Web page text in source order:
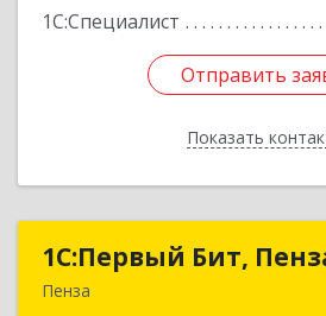
1С:Специалист
Отправить
Показать
Отправить
Назад
1С:Первый Бит,
Пенза